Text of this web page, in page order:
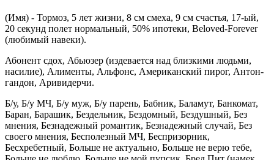
(Имя) - Тормоз, 5 лет жизни, 8 см смеха, 9 см счастья, 17-ый,
20 секунд полет нормальный, 50% ипотеки, Beloved-Forever
(любимый навеки).
Абонент сдох, Абьюзер (издевается над близкими людьми,
насилие), Алименты, Альфонс, Американский пирог, Антон-
гандон, Аривидерчи.
Б/у, Б/у МЧ, Б/у муж, Б/у парень, Бабник, Баламут, Банкомат,
Баран, Барашик, Бездельник, Бездомный, Бездушный, Без
мнения, Безнадежный романтик, Безнадежный случай, Без
своего мнения, Бесполезный МЧ, Беспризорник,
Бесхребетный, Больше не актуально, Больше не верю тебе,